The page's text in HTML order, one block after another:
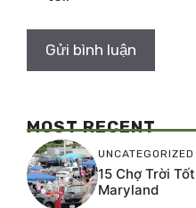
MOST RECENT
UNCATEGORIZED
15 Chợ Trời
Maryland